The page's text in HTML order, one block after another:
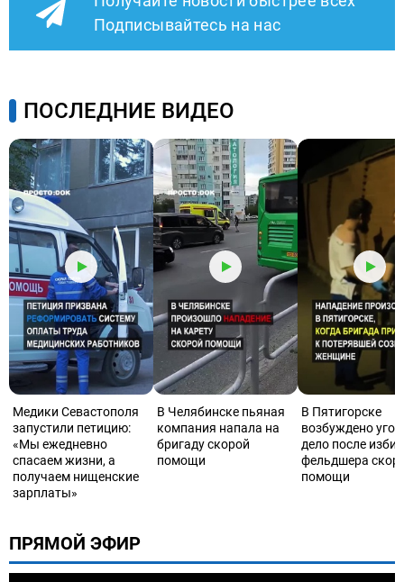
Подписывайтесь на нас
ПОСЛЕДНИЕ ВИДЕО
Медики Севастополя
запустили петицию:
«Мы ежедневно
спасаем жизни, а
получаем нищенские
зарплаты»
В Челябинске пьяная
компания напала на
бригаду скорой
помощи
В Пятигорске
возбуждено
дело после
фельдшера
помощи
ПРЯМОЙ ЭФИР